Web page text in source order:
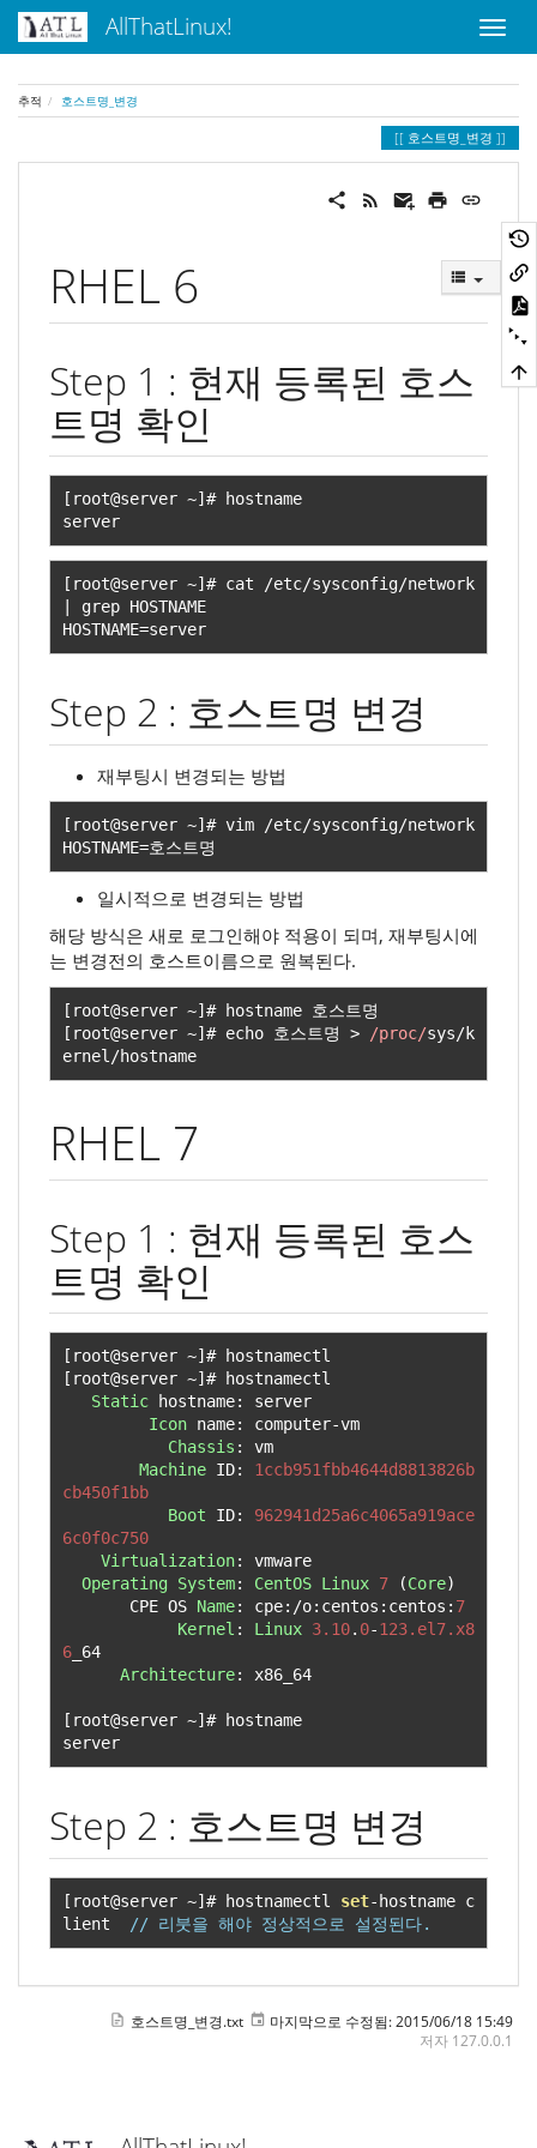
AllThatLinux!
추적 호스트명_변경
호스트명_변경
RHEL 6
Step 1 : 현재 등록된 호스
트명 확인
[ root@server ~]# hostname
server
[ root@server ~]# cat /etc/sysconfig/
|
grep HOSTNAME
HOSTNAME=server
Step 2 : 호스트명 변경
재부팅시 변경되는 방법
[ root@server ~]# vim /etc/sysconfig/network
HOSTNAME=호스트명
일시적으로 변경되는 방법
해당 방식은 새로 로그인해야 적용이 되며, 재부팅시에
는 변경전의 호스트이름으로 원복된다.
[ root@server ~]# hostname 호스트명
[ root@server ~]# echo 호스트명 > /proc/sys/k
ernel /hostname
RHEL 7
Step 1 : 현재 등록된 호스
트명 확인
[ root@server ~]#
[ root@server ~]# hostnamectl
Static hostname:
server
Icon name: computer-vm
Chassis :
vm
Machine ID:
1ccb951fbb4644d8813826b
cb450f1bb
Boot ID:
962941d25a6c4065a919ace
6c0f0c750
Virtualization:
vmware
Operating System: CentOS Linux 7 (Core)
       CPE OS
Name: cpe:/o: centos : centos : 7
Kernel : Linux 3.10. 0-123.el7.x8
6 _64
Architecture: x86_64
[ root@server ~]# hostname
server
Step 2 : 호스트명 변경
[ root@server ~]# hostnamectl set-hostname c
lient
// 리붓을 해야 정상적으로 설정된다.
호스트명_변경.txt 마지막으로 수정됨:2015/06/18 15:49
저자 127.0.0.1